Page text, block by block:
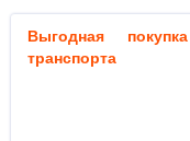
Выгодная
транспорта